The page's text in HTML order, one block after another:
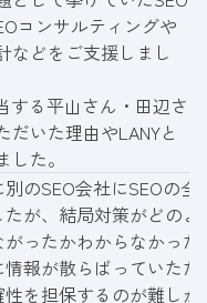
コンサルティングや
などをご支援しまし
する平山さん・田辺さ
いた理由やLANYと
た。
のSEO会社にSEOの全
たが、結局対策がどのよ
がったかわからなかった
情報が散らばっていたた
性を担保するのが難しか